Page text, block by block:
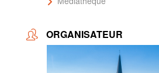
ORGANISATEUR